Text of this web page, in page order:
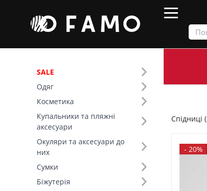
SALE
Одяг
Косметика
Купальники та пляжні
аксесуари
Окуляри та аксесуари до
них
Сумки
Біжутерія
Спідниці
Фільтр
Ціна
SALE
Спідниці
- 20%